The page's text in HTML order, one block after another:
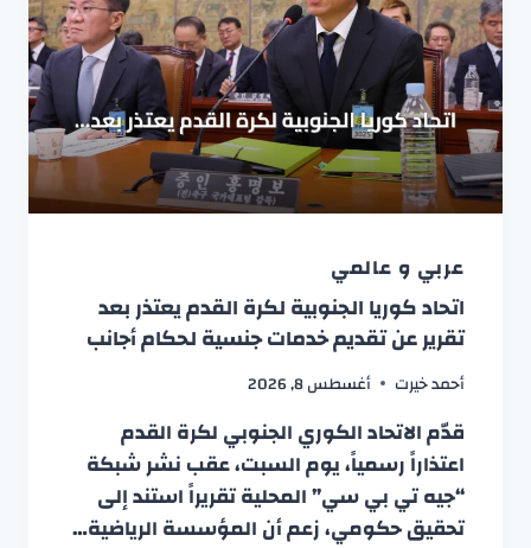
عربي و عالمي
اتحاد كوريا الجنوبية لكرة القدم يعتذر بعد
تقرير عن تقديم خدمات جنسية لحكام أجانب
أحمد خيرت أغسطس 8, 2026
قدّم الاتحاد الكوري الجنوبي لكرة القدم
اعتذاراً رسمياً، يوم السبت، عقب نشر شبكة
“جيه تي بي سي” المحلية تقريراً استند إلى
تحقيق حكومي، زعم أن المؤسسة الرياضية…